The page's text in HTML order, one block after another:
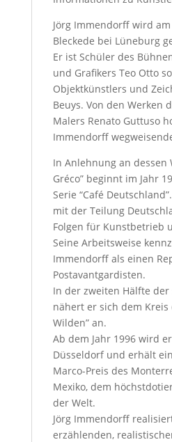
Jörg Immendorff wird
Bleckede bei Lüneburg
Er ist Schüler des
und Grafikers Teo Otto
Objektkünstlers und
Beuys. Von den Werken
Malers Renato Guttuso
Immendorff
In Anlehnung an dessen
Gréco” beginnt im Jahr
Serie “Café
mit der Teilung
Folgen für Kunstbetrieb
Seine Arbeitsweise
Immendorff als einen
Postavantgardisten.
In der zweiten Hälfte der
nähert er sich dem Kreis
Wilden” an.
Ab dem Jahr 1996 wird
Düsseldorf und erhält
Marco-Preis des
Mexiko, dem
der Welt.
Jörg Immendorff
erzählenden,